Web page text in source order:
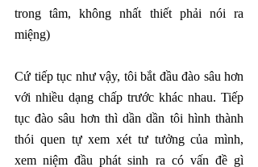
trong tâm, không nhất thiết phải nói ra
miệng)
Cứ tiếp tục như vậy, tôi bắt đầu đào sâu hơn
với nhiều dạng chấp trước khác nhau. Tiếp
tục đào sâu hơn thì dần dần tôi hình thành
thói quen tự xem xét tư tưởng của mình,
xem niệm đầu phát sinh ra có vấn đề gì